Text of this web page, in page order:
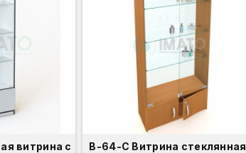
витрина с
В-64-С Витрина стеклянная,